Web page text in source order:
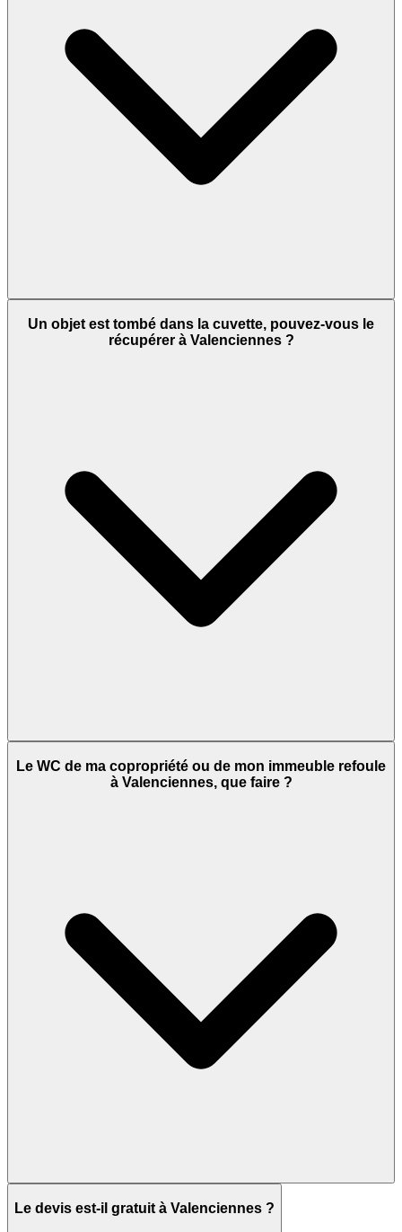
Un objet est tombé dans la cuvette, pouvez-vous le
récupérer à Valenciennes ?
Le WC de ma copropriété ou de mon immeuble refoule
à Valenciennes, que faire ?
Le devis est-il gratuit à Valenciennes ?